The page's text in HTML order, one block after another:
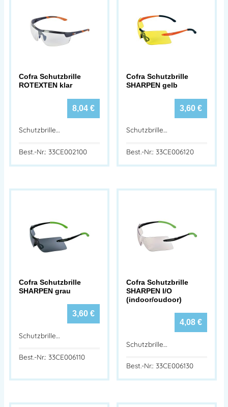
Cofra Schutzbrille
ROTEXTEN klar
8,04 €
Schutzbrille…
Best.-Nr.: 33CE002100
Cofra Schutzbrille
SHARPEN gelb
3,60 €
Schutzbrille…
Best.-Nr.: 33CE006120
Cofra Schutzbrille
SHARPEN grau
3,60 €
Schutzbrille…
Best.-Nr.: 33CE006110
Cofra Schutzbrille
SHARPEN I/O
(indoor/oudoor)
4,08 €
Schutzbrille…
Best.-Nr.: 33CE006130